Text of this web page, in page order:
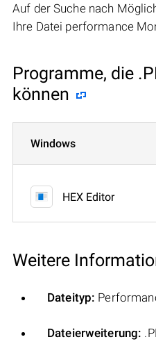
Auf der Suche nach
Ihre Datei performance
Programme, die
können
Windows
HEX Editor
Weitere
Dateityp:
Dateierweiterung: